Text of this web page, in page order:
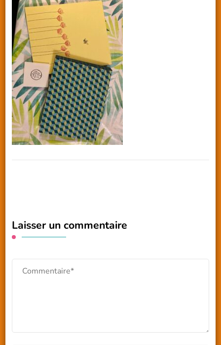
Laisser un commentaire